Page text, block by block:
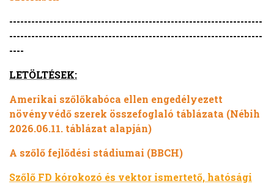
---------------------------------------------------------------------
---------------------------------------------------------------------
----
LETÖLTÉSEK:
Amerikai szőlőkabóca ellen engedélyezett
növényvédő szerek összefoglaló táblázata (Nébih
2026.06.11. táblázat alapján)
A szőlő fejlődési stádiumai (BBCH)
Szőlő FD kórokozó és vektor ismertető, hatósági